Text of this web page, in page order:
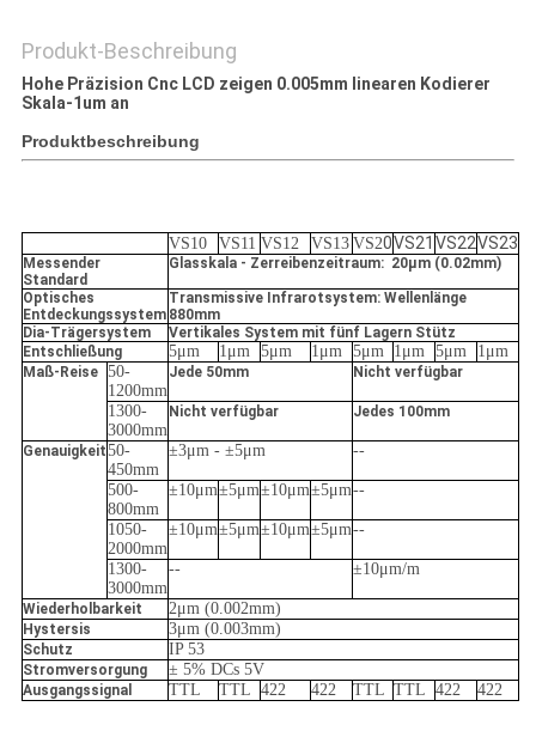
Produkt-Beschreibung
Hohe Präzision Cnc LCD zeigen 0.005mm linearen Kodierer
Skala-1um an
Produktbeschreibung
VS10 VS11 VS12 VS13 VS20VS21 VS22VS23
Messender
Standard
Glasskala - Zerreibenzeitraum: 20μm (0.02mm)
Optisches
Entdeckungssystem
Transmissive Infrarotsystem: Wellenlänge
880mm
Dia-Trägersystem
Vertikales System mit fünf Lagern Stütz
Entschließung
5μm 1μm 5μm 1μm 5μm 1μm 5μm 1μm
Maß-Reise 50-
1200mm
Jede 50mm Nicht verfügbar
1300-
3000mm
Nicht verfügbar Jedes 100mm
Genauigkeit50-
450mm
±3μm - ±5μm --
500-
800mm
±10μm±5μm±10μm±5μm--
1050-
2000mm
±10μm±5μm±10μm±5μm--
1300-
3000mm
-- ±10μm/m
Wiederholbarkeit 2μm (0.002mm)
Hystersis 3μm (0.003mm)
Schutz IP 53
Stromversorgung ± 5% DCs 5V
Ausgangssignal TTL TTL 422 422 TTL TTL 422 422